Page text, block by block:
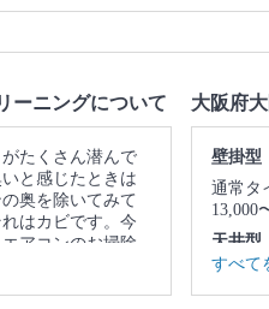
ーニングについて
たくさん潜んで
と感じたときは
奥を除いてみて
はカビです。今
アコンのお掃除
ではありませ
大阪府
壁掛型
通常タ
13,000
天井型
天井埋
埋め込
すべて